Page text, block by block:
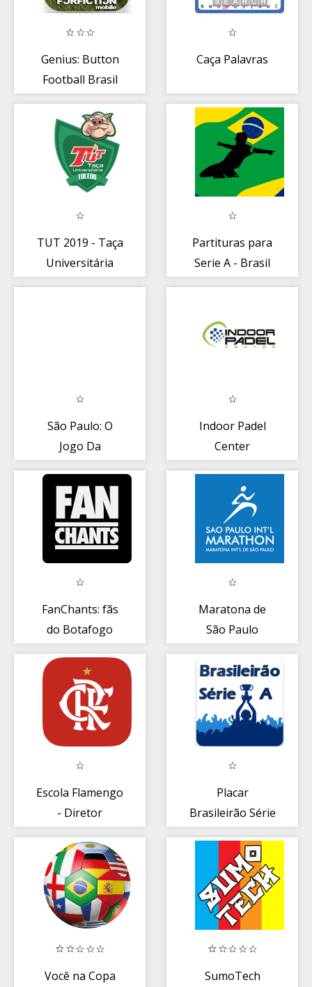
Genius: Button
Football Brasil
Caça Palavras
TUT 2019 - Taça
Universitária
Partituras para
Serie A - Brasil
São Paulo: O
Jogo Da
Indoor Padel
Center
FanChants: fãs
do Botafogo
Maratona de
São Paulo
Escola Flamengo
- Diretor
Placar
Brasileirão Série
Você na Copa
SumoTech